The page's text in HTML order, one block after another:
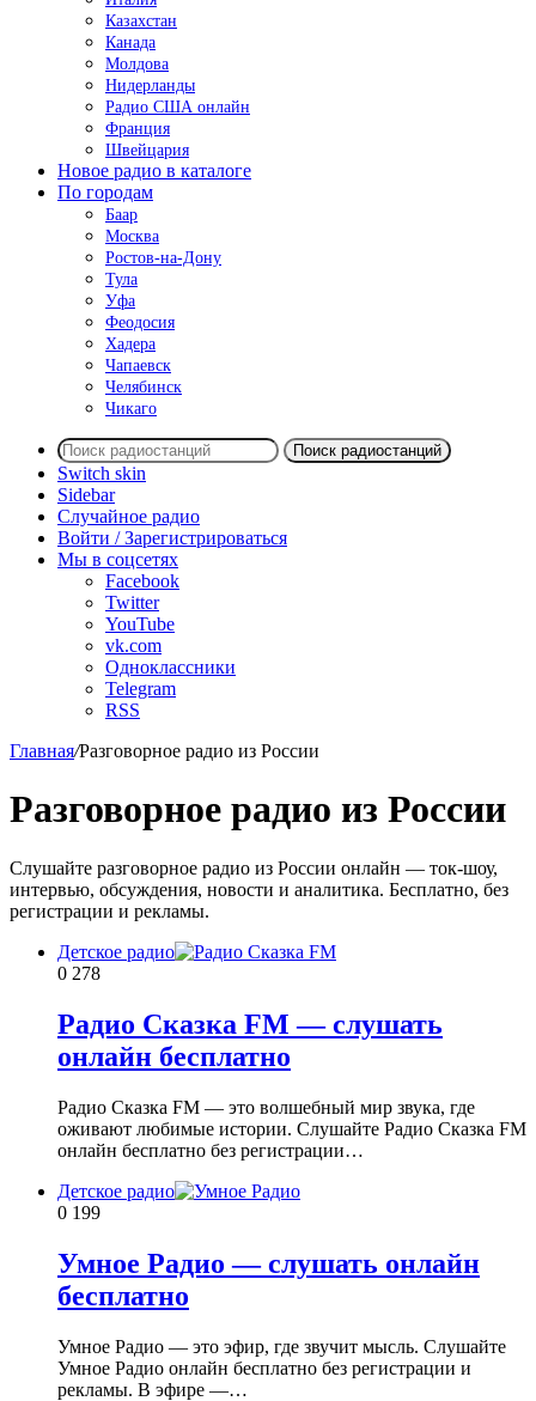
Казахстан
Канада
Молдова
Нидерланды
Радио США онлайн
Франция
Швейцария
Новое радио в каталоге
По городам
Баар
Москва
Ростов-на-Дону
Тула
Уфа
Феодосия
Хадера
Чапаевск
Челябинск
Чикаго
Поиск радиостанций
Switch skin
Sidebar
Случайное радио
Войти / Зарегистрироваться
Мы в соцсетях
Facebook
Twitter
YouTube
vk.com
Одноклассники
Telegram
RSS
Главная/Разговорное радио из России
Разговорное радио из России
Слушайте разговорное радио из России онлайн — ток-шоу,
интервью, обсуждения, новости и аналитика. Бесплатно, без
регистрации и рекламы.
Детское радио
0 278
Радио Сказка FM — слушать
онлайн бесплатно
Радио Сказка FM — это волшебный мир звука, где
оживают любимые истории. Слушайте Радио Сказка FM
онлайн бесплатно без регистрации…
Детское радио
0 199
Умное Радио — слушать онлайн
бесплатно
Умное Радио — это эфир, где звучит мысль. Слушайте
Умное Радио онлайн бесплатно без регистрации и
рекламы. В эфире —…